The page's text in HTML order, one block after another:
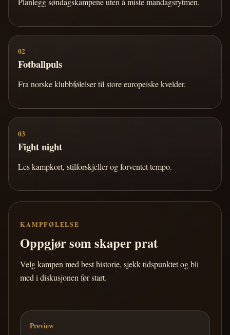
02
Fotballpuls
Fra norske klubbfølelser til store europeiske kvelder.
03
Fight night
Les kampkort, stilforskjeller og forventet tempo.
KAMPFØLELSE
Oppgjør som skaper prat
Velg kampen med best historie, sjekk tidspunktet og bli
med i diskusjonen før start.
Preview